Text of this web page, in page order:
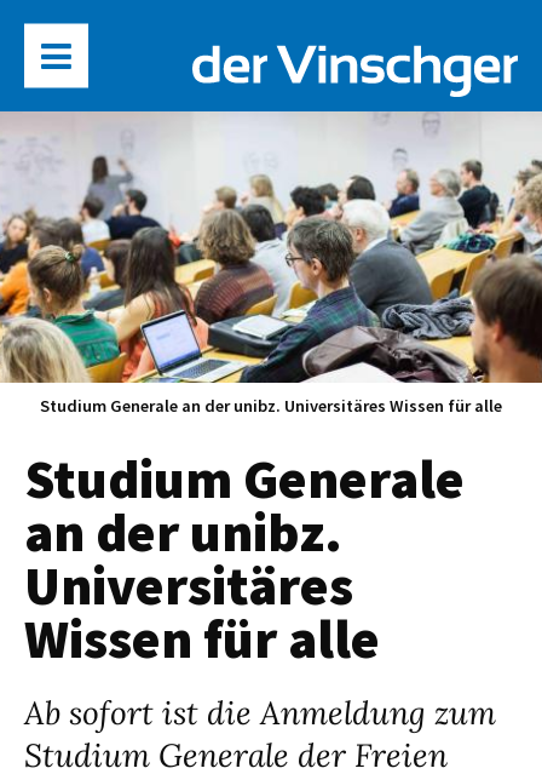
Studium Generale an der unibz. Universitäres Wissen für alle
Studium Generale
an der unibz.
Universitäres
Wissen für alle
Ab sofort ist die Anmeldung zum
Studium Generale der Freien